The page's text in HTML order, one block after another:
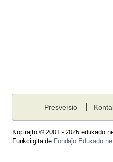
Presversio
Kopirajto © 2001 - 2026
Funkciigita de Fondaĵo